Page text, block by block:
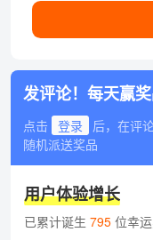
发评论！每天赢
点击 登录
后，在评
随机派送奖品
用户体验增长
已累计诞生 795位幸